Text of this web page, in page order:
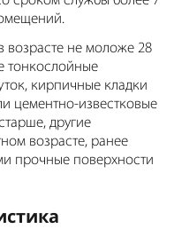
возрасте не моложе 28
тонкослойные
кирпичные кладки
цементно-известковые
другие
возрасте, ранее
прочные поверхности